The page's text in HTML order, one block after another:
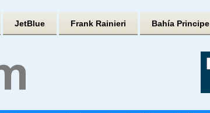
JetBlue Frank Rainieri Bahía Principe